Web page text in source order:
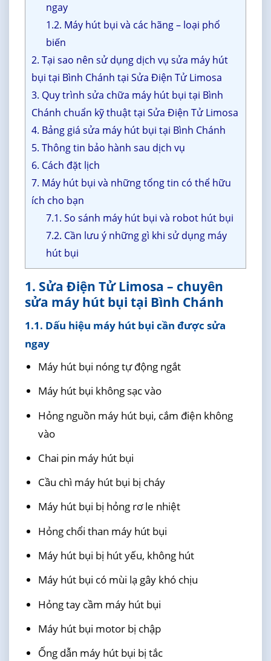
ngay
1.2. Máy hút bụi và các hãng – loại phổ
biến
2. Tại sao nên sử dụng dịch vụ sửa máy hút
bụi tại Bình Chánh tại Sửa Điện Tử Limosa
3. Quy trình sửa chữa máy hút bụi tại Bình
Chánh chuẩn kỹ thuật tại Sửa Điện Tử Limosa
4. Bảng giá sửa máy hút bụi tại Bình Chánh
5. Thông tin bảo hành sau dịch vụ
6. Cách đặt lịch
7. Máy hút bụi và những tổng tin có thể hữu
ích cho bạn
7.1. So sánh máy hút bụi và robot hút bụi
7.2. Cần lưu ý những gì khi sử dụng máy
hút bụi
1. Sửa Điện Tử Limosa – chuyên
sửa máy hút bụi tại Bình Chánh
1.1. Dấu hiệu máy hút bụi cần được sửa
ngay
Máy hút bụi nóng tự động ngắt
Máy hút bụi không sạc vào
Hỏng nguồn máy hút bụi, cắm điện không
vào
Chai pin máy hút bụi
Cầu chì máy hút bụi bị cháy
Máy hút bụi bị hỏng rơ le nhiệt
Hỏng chổi than máy hút bụi
Máy hút bụi bị hút yếu, không hút
Máy hút bụi có mùi lạ gây khó chịu
Hỏng tay cầm máy hút bụi
Máy hút bụi motor bị chập
Ống dẫn máy hút bụi bị tắc